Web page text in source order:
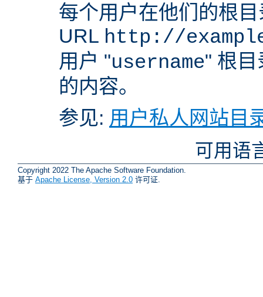
每个用户在他们的根
URL http://
用户 "username" 根
的内容。
参见: 用户私人网站目
可用语
Copyright 2022 The Apache Software Foundation.
基于 Apache License, Version 2.0 许可证.